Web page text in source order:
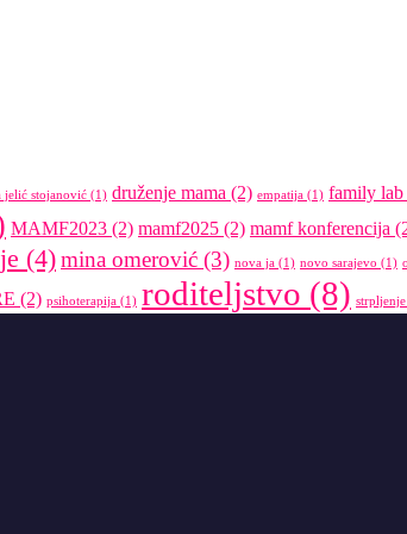
jelić stojanović (1) druženje mama (2) empatija (1) family lab
MAMF2023 (2) mamf2025 (2) mamf konferencija
(4)mina omerović (3) nova ja (1) novo sarajevo (1)
(2) psihoterapija (1) roditeljstvo (8) strpljenje